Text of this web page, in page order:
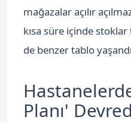
mağazalar açılır
kısa süre içinde
de benzer tablo
Planı'